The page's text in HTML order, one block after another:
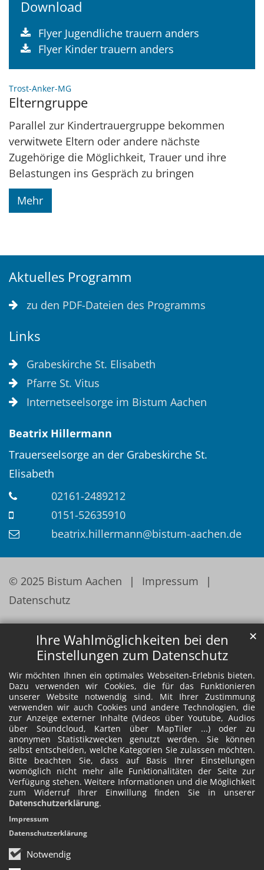
Ihre Wahlmöglichkeiten bei den
Einstellungen zum Datenschutz
Wir möchten Ihnen ein optimales Webseiten-Erlebnis bieten.
Dazu verwenden wir Cookies, die für das Funktionieren
unserer Website notwendig sind. Mit Ihrer Zustimmung
verwenden wir auch Cookies und andere Technologien, die
zur Anzeige externer Inhalte (Videos über Youtube, Audios
über Soundcloud, Karten über MapTiler ...) oder zu
anonymen Statistikzwecken genutzt werden. Sie können
selbst entscheiden, welche Kategorien Sie zulassen möchten.
Bitte beachten Sie, dass auf Basis Ihrer Einstellungen
womöglich nicht mehr alle Funktionalitäten der Seite zur
Verfügung stehen. Weitere Informationen und die Möglichkeit
zum Widerruf Ihrer Einwillung finden Sie in unserer
Datenschutzerklärung.
Notwendig
✕
Impressum
Datenschutzerklärung
Download
Flyer Jugendliche trauern anders
Flyer Kinder trauern anders
Trost-Anker-MG:
Elterngruppe
Parallel zur Kindertrauergruppe bekommen
verwitwete Eltern oder andere nächste
Zugehörige die Möglichkeit, Trauer und ihre
Belastungen ins Gespräch zu bringen
Mehr
Aktuelles Programm
zu den PDF-Dateien des Programms
Links
Grabeskirche St. Elisabeth
Pfarre St. Vitus
Internetseelsorge im Bistum Aachen
Beatrix Hillermann
Trauerseelsorge an der Grabeskirche St.
Elisabeth
02161-2489212
0151-52635910
beatrix.hillermann@bistum-aachen.de
© 2025 Bistum Aachen
Impressum
Datenschutz